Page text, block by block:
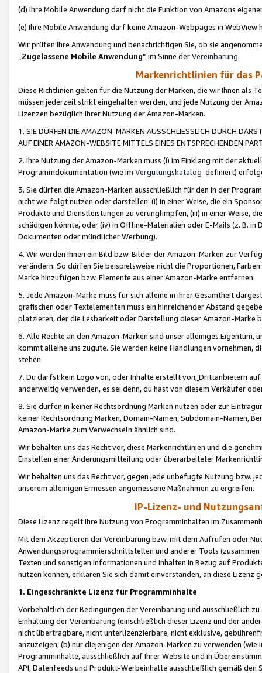
(d) Ihre Mobile Anwendung darf nicht die Funktion von Amazons
(e) Ihre Mobile Anwendung darf keine Amazon-Webpages in WebView
Wir prüfen Ihre Anwendung und benachrichtigen Sie, ob sie
„Zugelassene Mobile Anwendung“ im Sinne derVereinbarung.
Markenrichtlinien für das
Diese Richtlinien gelten für die Nutzung der Marken, die wir Ihnen als
müssen jederzeit strikt eingehalten werden, und jede Nutzung der
Lizenzen bezüglich Ihrer Nutzung der Amazon-Marken.
1. SIE DÜRFEN DIE AMAZON-MARKEN AUSSCHLIESSLICH DURCH
AUF EINER AMAZON-WEBSITE MITTELS EINES ENTSPRECHENDEN
2. Ihre Nutzung der Amazon-Marken muss (i) im Einklang mit der
Programmdokumentation (wie im Vergütungskatalog definiert)
3. Sie dürfen die Amazon-Marken ausschließlich für den in der
nicht wie folgt nutzen oder darstellen: (i) in einer Weise, die ein
Produkte und Dienstleistungen zu verunglimpfen, (iii) in einer Weise,
schädigen könnte, oder (iv) in Offline-Materialien oder E-Mails (z. B. in
Dokumenten oder mündlicher Werbung).
4. Wir werden Ihnen ein Bild bzw. Bilder der Amazon-Marken zur
verändern. So dürfen Sie beispielsweise nicht die Proportionen,
Marke hinzufügen bzw. Elemente aus einer Amazon-Marke entfernen.
5. Jede Amazon-Marke muss für sich alleine in ihrer Gesamtheit
grafischen oder Textelementen muss ein hinreichender Abstand
platzieren, der die Lesbarkeit oder Darstellung dieser Amazon-Marke
6. Alle Rechte an den Amazon-Marken sind unser alleiniges
kommt alleine uns zugute. Sie werden keine Handlungen vornehmen,
stehen.
7. Du darfst kein Logo von, oder Inhalte erstellt von,Drittanbietern auf
anderweitig verwenden, es sei denn, du hast von diesem Verkäufer
8. Sie dürfen in keiner Rechtsordnung Marken nutzen oder zur
keiner Rechtsordnung Marken, Domain-Namen, Subdomain-Namen,
Amazon-Marke zum Verwechseln ähnlich sind.
Wir behalten uns das Recht vor, diese Markenrichtlinien und die
Einstellen einer Änderungsmitteilung oder überarbeiteter
Wir behalten uns das Recht vor, gegen jede unbefugte Nutzung bzw.
unserem alleinigen Ermessen angemessene Maßnahmen zu ergreifen.
IP-Lizenz- und
Diese Lizenz regelt Ihre Nutzung von Programminhalten im
Mit dem Akzeptieren der Vereinbarung bzw. mit dem Aufrufen oder
Anwendungsprogrammierschnittstellen und anderer Tools (zusammen
Texten und sonstigen Informationen und Inhalten in Bezug auf
nutzen können, erklären Sie sich damit einverstanden, an diese Lizenz
1. Eingeschränkte Lizenz für Programminhalte
Vorbehaltlich der Bedingungen der Vereinbarung und ausschließlich
Einhaltung der Vereinbarung (einschließlich dieser Lizenz und der
nicht übertragbare, nicht unterlizenzierbare, nicht exklusive,
anzuzeigen; (b) nur diejenigen der Amazon-Marken zu verwenden
Programminhalte, ausschließlich auf Ihrer Website und in
API, Datenfeeds und Produkt-Werbeinhalte ausschließlich gemäß